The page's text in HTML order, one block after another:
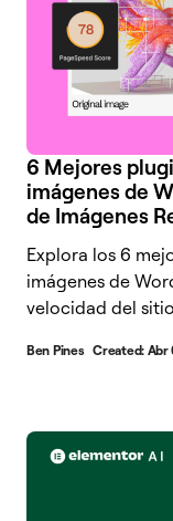
6 Mejores
imágenes de
de Imágenes
Explora los 6
imágenes de
velocidad del
Ben Pines Created: Abr